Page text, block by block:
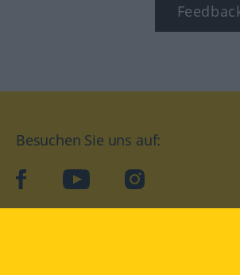
Besuchen Sie uns auf:
facebookYouTube Instagram